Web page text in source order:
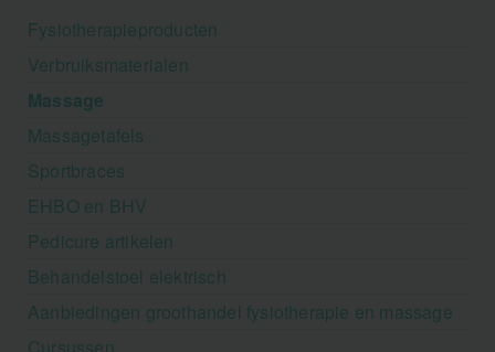
Fysiotherapieproducten
Verbruiksmaterialen
Massage
Massagetafels
Sportbraces
EHBO en BHV
Pedicure artikelen
Behandelstoel elektrisch
Aanbiedingen groothandel fysiotherapie en massage
Cursussen